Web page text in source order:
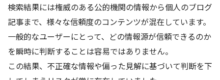
検索結果には権威のある公的機関の情報から個人のブログ
記事まで、様々な信頼度のコンテンツが混在しています。
一般的なユーザーにとって、どの情報源が信頼できるのか
を瞬時に判断することは容易ではありません。
この結果、不正確な情報や偏った見解に基づいて判断を下